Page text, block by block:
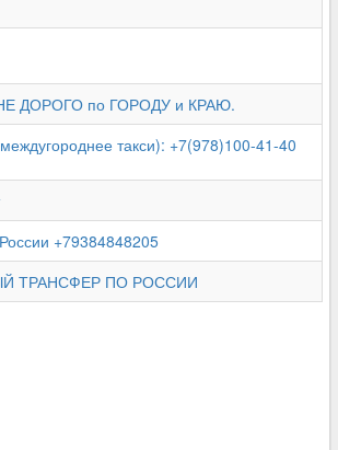
ДОРОГО по ГОРОДУ и КРАЮ.
такси): +7(978)100-41-40
+79384848205
ТРАНСФЕР ПО РОССИИ